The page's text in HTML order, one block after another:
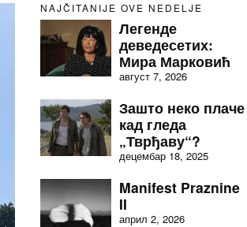
NAJČITANIJE OVE NEDELJE
Легенде
деведесетих:
Мира Марковић
август 7, 2026
Зашто неко плаче
кад гледа
„Тврђаву“?
децембар 18, 2025
Manifest Praznine
II
април 2, 2026